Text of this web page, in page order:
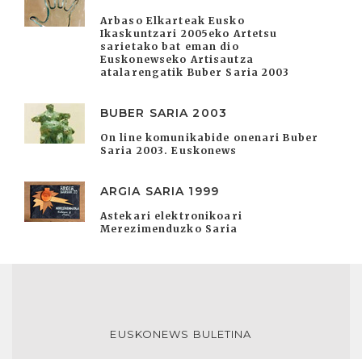
Arbaso Elkarteak Eusko
Ikaskuntzari 2005eko Artetsu
sarietako bat eman dio
Euskonewseko Artisautza
atalarengatik Buber Saria 2003
BUBER SARIA 2003
On line komunikabide onenari Buber
Saria 2003. Euskonews
ARGIA SARIA 1999
Astekari elektronikoari
Merezimenduzko Saria
EUSKONEWS BULETINA